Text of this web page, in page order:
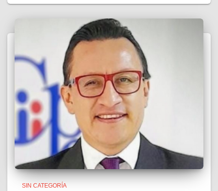
SIN CATEGORÍA